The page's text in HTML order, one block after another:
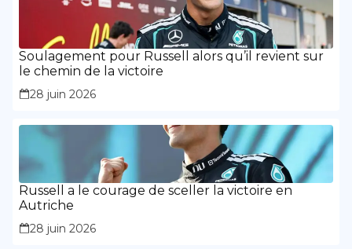
Soulagement pour Russell alors qu’il revient sur
le chemin de la victoire
28 juin 2026
Russell a le courage de sceller la victoire en
Autriche
28 juin 2026